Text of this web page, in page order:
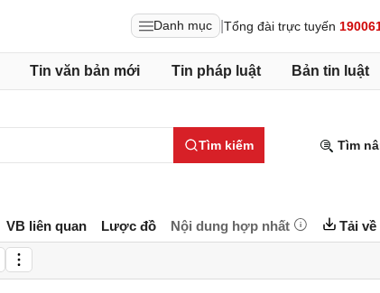
Danh mục Tổng đài trực tuyến
Tin văn bản mới Tin pháp luật Bản tin luật
Tìm kiếm Tìm
VB liên quan Lược đồ Nội dung hợp nhất Tải về